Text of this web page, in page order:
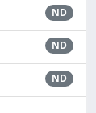
ND
ND
ND